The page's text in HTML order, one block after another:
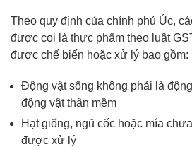
Theo quy định của chính phủ Úc,
được coi là thực phẩm theo luật
được chế biến hoặc xử lý bao gồm:
Động vật sống không phải là
động vật thân mềm
Hạt giống, ngũ cốc hoặc mía
được xử lý